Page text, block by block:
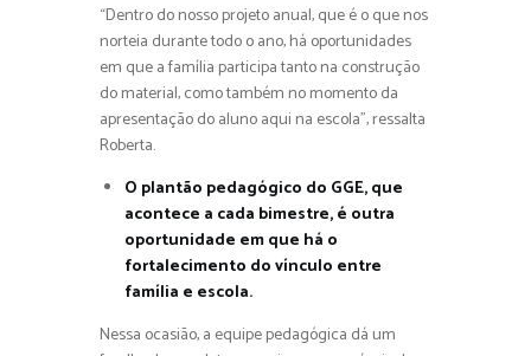
“Dentro do nosso projeto anual, que é o que nos
norteia durante todo o ano, há oportunidades
em que a família participa tanto na construção
do material, como também no momento da
apresentação do aluno aqui na escola”, ressalta
Roberta.
O plantão pedagógico do GGE, que
acontece a cada bimestre, é outra
oportunidade em que há o
fortalecimento do vínculo entre
família e escola.
Nessa ocasião, a equipe pedagógica dá um